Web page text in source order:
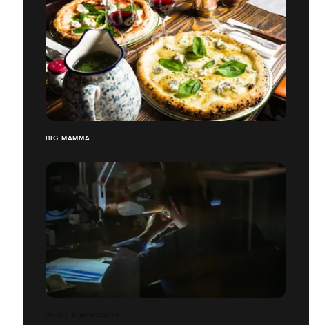
BIG MAMMA